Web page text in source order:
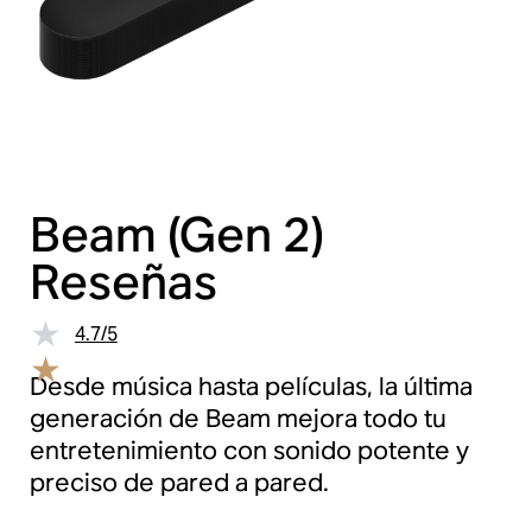
Beam (Gen 2)
Reseñas
4.7/5
Desde música hasta películas, la última
generación de Beam mejora todo tu
entretenimiento con sonido potente y
preciso de pared a pared.